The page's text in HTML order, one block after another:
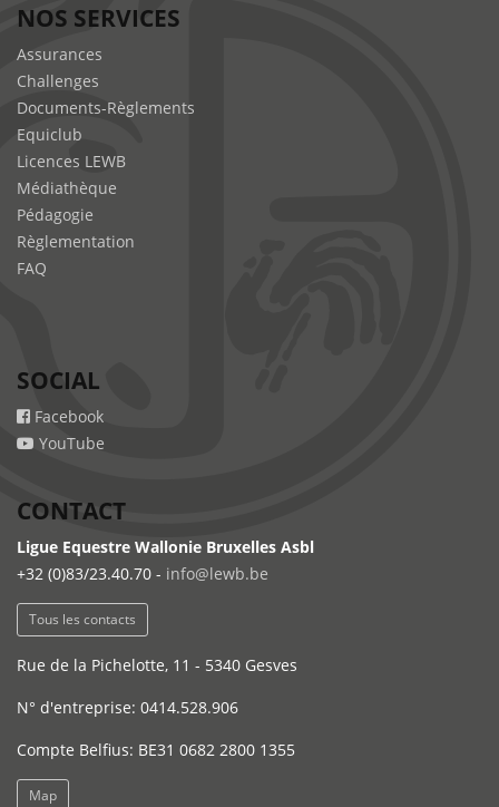
NOS SERVICES
Assurances
Challenges
Documents-Règlements
Equiclub
Licences LEWB
Médiathèque
Pédagogie
Règlementation
FAQ
SOCIAL
Facebook
YouTube
CONTACT
Ligue Equestre Wallonie Bruxelles Asbl
+32 (0)83/23.40.70 - info@lewb.be
Tous les contacts
Rue de la Pichelotte, 11 - 5340 Gesves
N° d'entreprise: 0414.528.906
Compte Belfius: BE31 0682 2800 1355
Map